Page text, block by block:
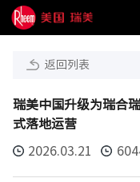
返回列表
瑞美中国升级为瑞合
式落地运营
2026.03.21